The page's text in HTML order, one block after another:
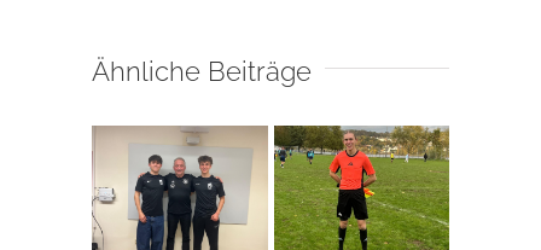
Ähnliche Beiträge